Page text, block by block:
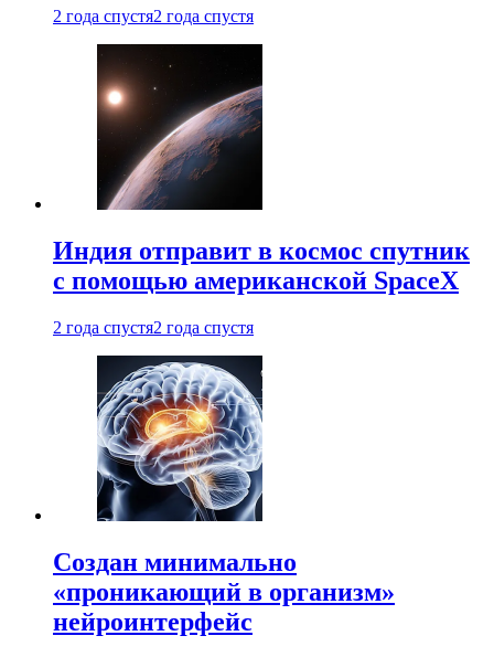
2 года спустя2 года спустя
Индия отправит в космос спутник
с помощью американской SpaceX
2 года спустя2 года спустя
Создан минимально
«проникающий в организм»
нейроинтерфейс